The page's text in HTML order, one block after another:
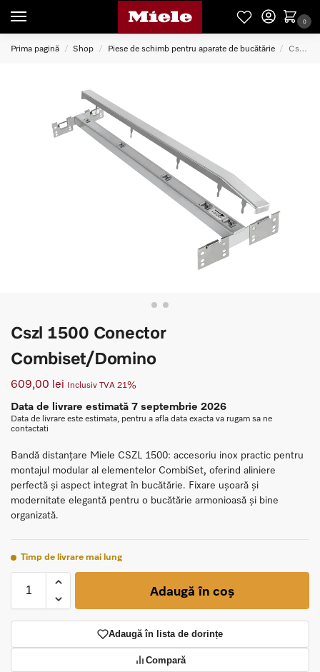
0
Prima pagină / Shop / Piese de schimb pentru aparate de bucătărie / Cszl 1500 Conector Combiset/Domino
Cszl 1500 Conector
Combiset/Domino
609,00 lei Inclusiv TVA 21%
Data de livrare estimată 7 septembrie 2026
Data de livrare este estimata, pentru a afla data exacta va rugam sa ne
contactati
Bandă distanțare Miele CSZL 1500: accesoriu inox practic pentru
montajul modular al elementelor CombiSet, oferind aliniere
perfectă și aspect integrat în bucătărie. Fixare ușoară și
modernitate elegantă pentru o bucătărie armonioasă și bine
organizată.
Timp de livrare mai lung
Adaugă în coș
Adaugă în lista de dorințe
Compară